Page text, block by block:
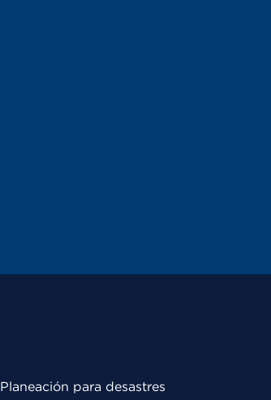
Planeación para desastres